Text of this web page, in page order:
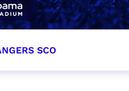
SCO